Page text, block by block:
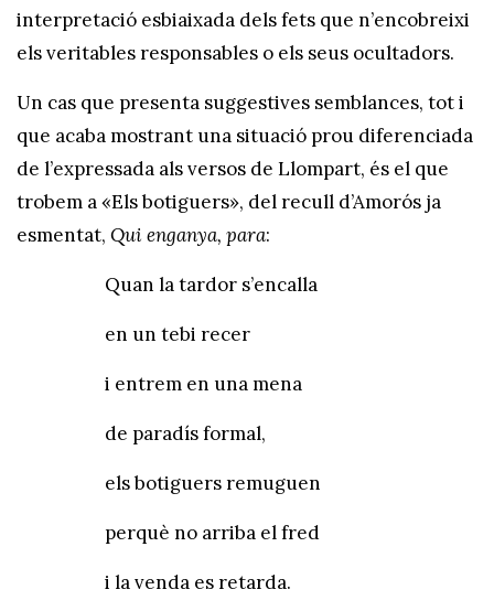
interpretació esbiaixada dels fets que n’encobreixi
els veritables responsables o els seus ocultadors.
Un cas que presenta suggestives semblances, tot i
que acaba mostrant una situació prou diferenciada
de l’expressada als versos de Llompart, és el que
trobem a «Els botiguers», del recull d’Amorós ja
esmentat, Qui enganya, para:
Quan la tardor s’encalla
en un tebi recer
i entrem en una mena
de paradís formal,
els botiguers remuguen
perquè no arriba el fred
i la venda es retarda.